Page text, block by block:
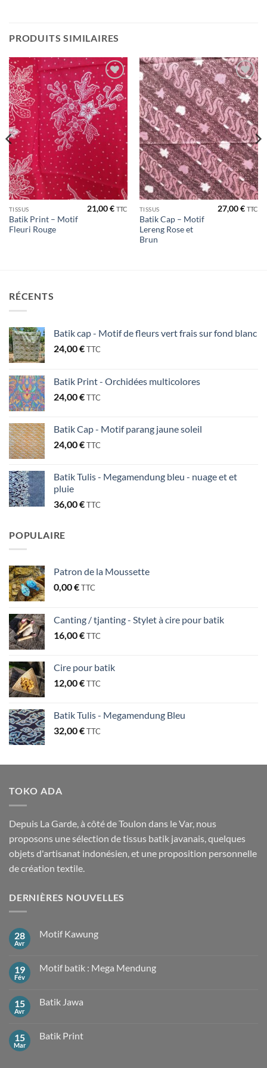
PRODUITS SIMILAIRES
Ajouter
à la liste
de
souhaits
TISSUS
Batik Print – Motif
Fleuri Rouge
21,00€ TTC
Ajouter
à la liste
de
souhaits
TISSUS
Batik Cap – Motif
Lereng Rose et
Brun
27,00€ TTC
RÉCENTS
Batik cap - Motif de fleurs vert frais sur fond blanc
24,00€TTC
Batik Print - Orchidées multicolores
24,00€TTC
Batik Cap - Motif parang jaune soleil
24,00€TTC
Batik Tulis - Megamendung bleu - nuage et et
pluie
36,00€TTC
POPULAIRE
Patron de la Moussette
0,00€TTC
Canting / tjanting - Stylet à cire pour batik
16,00€TTC
Cire pour batik
12,00€TTC
Batik Tulis - Megamendung Bleu
32,00€TTC
TOKO ADA
Depuis La Garde, à côté de Toulon dans le Var, nous
proposons une sélection de tissus batik javanais, quelques
objets d'artisanat indonésien, et une proposition personnelle
de création textile.
DERNIÈRES NOUVELLES
28
Avr
Motif Kawung
Motif
19
Fév
Motif batik : Mega Mendung
Motif
Mendung
15
Avr
Batik Jawa
Batik
15
Mar
Batik Print